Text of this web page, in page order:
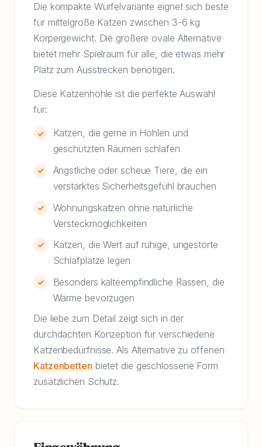
Die kompakte Würfelvariante eignet sich beste
für mittelgroße Katzen zwischen 3-6 kg
Körpergewicht. Die größere ovale Alternative
bietet mehr Spielraum für alle, die etwas mehr
Platz zum Ausstrecken benötigen.
Diese Katzenhöhle ist die perfekte Auswahl
für:
Katzen, die gerne in Höhlen und
geschützten Räumen schlafen
Ängstliche oder scheue Tiere, die ein
verstärktes Sicherheitsgefühl brauchen
Wohnungskatzen ohne natürliche
Versteckmöglichkeiten
Katzen, die Wert auf ruhige, ungestörte
Schlafplätze legen
Besonders kälteempfindliche Rassen, die
Wärme bevorzugen
Die liebe zum Detail zeigt sich in der
durchdachten Konzeption für verschiedene
Katzenbedürfnisse. Als Alternative zu offenen
Katzenbetten bietet die geschlossene Form
zusätzlichen Schutz.